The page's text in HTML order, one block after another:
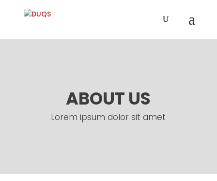
ABOUT US
Lorem ipsum dolor sit amet